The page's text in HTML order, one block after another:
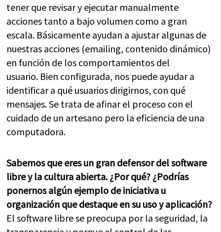
tener que revisar y ejecutar manualmente
acciones tanto a bajo volumen como a gran
escala. Básicamente ayudan a ajustar algunas de
nuestras acciones (emailing, contenido dinámico)
en función de los comportamientos del
usuario. Bien configurada, nos puede ayudar a
identificar a qué usuarios dirigirnos, con qué
mensajes. Se trata de afinar el proceso con el
cuidado de un artesano pero la eficiencia de una
computadora.
Sabemos que eres un gran defensor del software
libre y la cultura abierta. ¿Por qué? ¿Podrías
ponernos algún ejemplo de iniciativa u
organización que destaque en su uso y aplicación?
El software libre se preocupa por la seguridad, la